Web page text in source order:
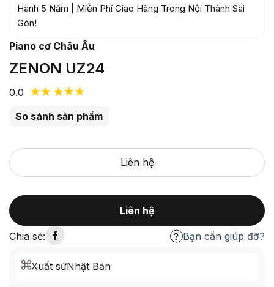
Hành 5 Năm | Miễn Phí Giao Hàng Trong Nội Thành Sài
Gòn!
Piano cơ Châu Âu
ZENON UZ24
0.0
So sánh sản phẩm
Liên hệ
Liên hệ
Chia sẻ: Bạn cần giúp đỡ?
Xuất sứNhật Bản